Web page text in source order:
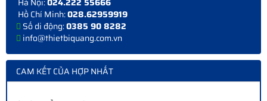
Hồ Chí Minh:028.62959919
Số di động:0385 90 8282
info@thietbiquang.com.vn
CAM KẾT CỦA HỢP NHẤT